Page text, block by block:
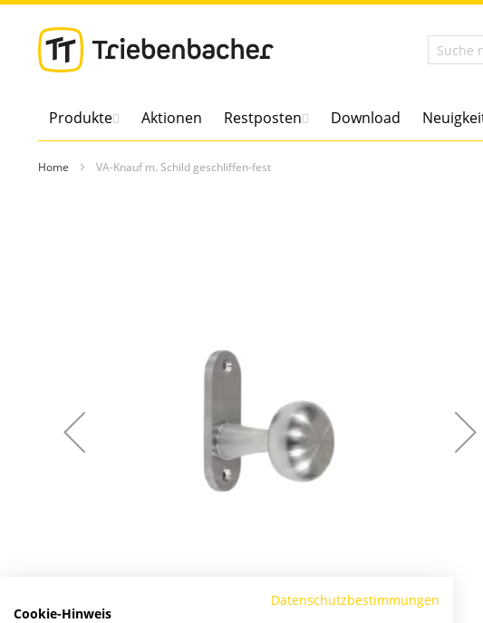
Direkt
zum
Produkte Aktionen Restposten Download
Home VA-Knauf m. Schild geschliffen-fest
Datenschutzbestimmungen
Cookie-Hinweis